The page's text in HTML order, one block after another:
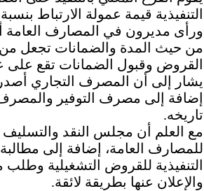
التنفيذية قيمة عمولة الارتباط بنسبة 1 % يتم استيفاؤها من قيمة القرض الممنوح.
ورأى مديرون في المصارف
من حيث المدة والضمانات تجعل من
القروض وقبول الضمانات تقع
يشار إلى أن المصرف التجاري أصدر
إضافة إلى مصرف التوفير
تاريخه.
مع العلم أن مجلس النقد
للمصارف العامة، إضافة إلى
التنفيذية للقروض التشغيلية
والإعلان عنها بطريقة لائقة.